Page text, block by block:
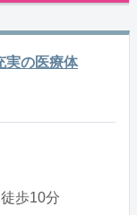
実の医療体
歩10分